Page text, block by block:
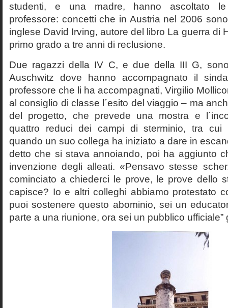
studenti, e una madre, hanno ascoltato le
professore: concetti che in Austria nel 2006
inglese David Irving, autore del libro La guerra di
primo grado a tre anni di reclusione.
Due ragazzi della IV C, e due della III G,
Auschwitz dove hanno accompagnato il
professore che li ha accompagnati, Virgilio
al consiglio di classe l´esito del viaggio – ma
del progetto, che prevede una mostra e
quattro reduci dei campi di sterminio, tra cui
quando un suo collega ha iniziato a dare in
detto che si stava annoiando, poi ha aggiunto
invenzione degli alleati. «Pensavo stesse
cominciato a chiederci le prove, le prove dello
capisce? Io e altri colleghi abbiamo protestato
puoi sostenere questo abominio, sei un
parte a una riunione, ora sei un pubblico ufficiale”